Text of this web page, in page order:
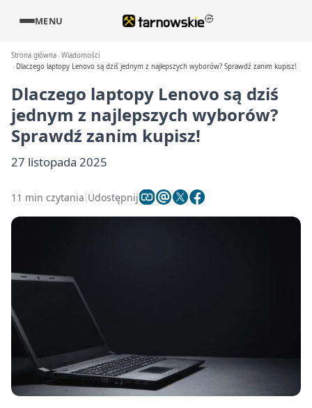
MENU
Strona główna Wiadomości
Dlaczego laptopy Lenovo są dziś jednym z najlepszych wyborów? Sprawdź zanim kupisz!
Dlaczego laptopy Lenovo są dziś
jednym z najlepszych wyborów?
Sprawdź zanim kupisz!
27 listopada 2025
11 min czytania Udostępnij